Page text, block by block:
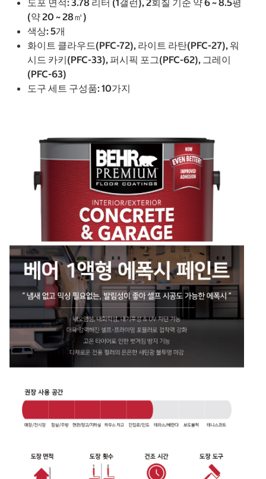
도포 면적: 3.78 리터 (1갤런), 2회칠 기준 약 6 ~ 8.5평
(약 20 ~ 28㎡)
색상: 5개
화이트 클라우드(PFC-72), 라이트 라탄(PFC-27), 워
시드 카키(PFC-33), 퍼시픽 포그(PFC-62), 그레이
(PFC-63)
도구 세트 구성품: 10가지